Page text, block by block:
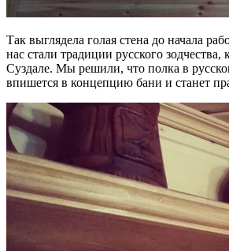
Так выглядела голая стена до начала
нас стали традиции русского
Суздале. Мы решили, что полка в
впишется в концепцию бани и станет